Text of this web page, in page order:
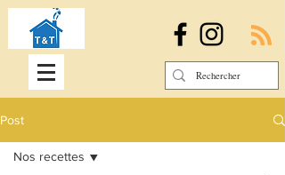
Post
Nos recettes